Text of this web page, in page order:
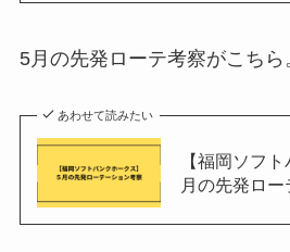
5月の先発ローテ考察がこちら
あわせて読みたい
【福岡ソフ
月の先発ロ